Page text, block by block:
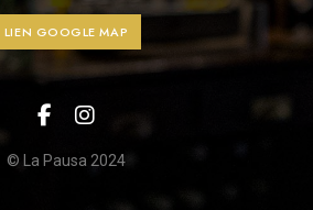
LIEN GOOGLE MAP
© La Pausa 2024